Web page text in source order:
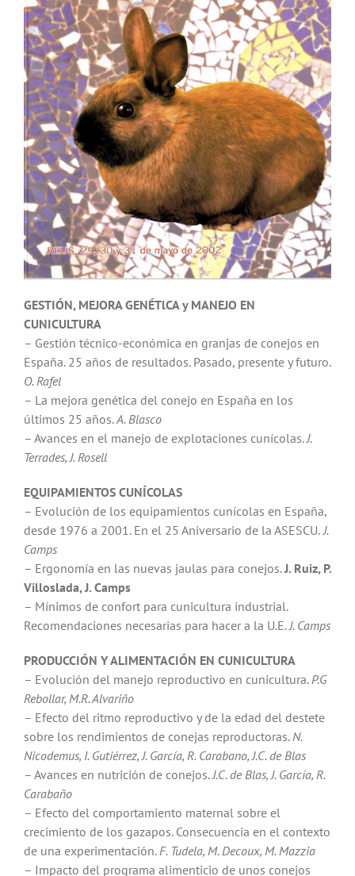
WooCommerce Cart
GESTIÓN, MEJORA GENÉTlCA y MANEJO EN
CUNICULTURA
– Gestión técnico-económica en granjas de conejos en
España. 25 años de resultados. Pasado, presente y futuro.
O. Rafel
– La mejora genética del conejo en España en los
últimos 25 años.A. Blasco
– Avances en el manejo de explotaciones cunícolas. J.
Terrades, J. Rosell
EQUIPAMIENTOS CUNÍCOLAS
– Evolución de los equipamientos cunícolas en España,
desde 1976 a 2001. En el 25 Aniversario de la ASESCU.J.
Camps
– Ergonomía en las nuevas jaulas para conejos.J. Ruiz, P.
Villoslada, J. Camps
– Mínimos de confort para cunicultura industrial.
Recomendaciones necesarias para hacer a la U.E. J. Camps
PRODUCCIÓN Y ALIMENTACIÓN EN CUNICULTURA
– Evolución del manejo reproductivo en cunicultura. P.G
Rebollar, M.R. Alvariño
– Efecto del ritmo reproductivo y de la edad del destete
sobre los rendimientos de conejas reproductoras. N.
Nicodemus, I. Gutiérrez, J. García, R. Carabano, J.C. de Blas
– Avances en nutrición de conejos. J.C. de Blas, J. García, R.
Carabaño
– Efecto del comportamiento maternal sobre el
crecimiento de los gazapos. Consecuencia en el contexto
de una experimentación. F. Tudela, M. Decoux, M. Mazzia
– Impacto del programa alimenticio de unos conejos